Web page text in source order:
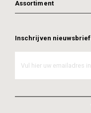
ADD TO CART
Assortiment
Inschrijven nieuwsbrief